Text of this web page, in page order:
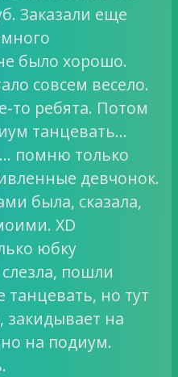
Заказали еще
было хорошо.
совсем весело.
то ребята. Потом
танцевать…
помню только
девчонок.
была, сказала,
XD
юбку
пошли
но тут
закидывает на
на подиум.